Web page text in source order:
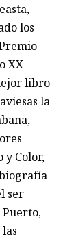
los
XX
libro
la
y Color,
ser